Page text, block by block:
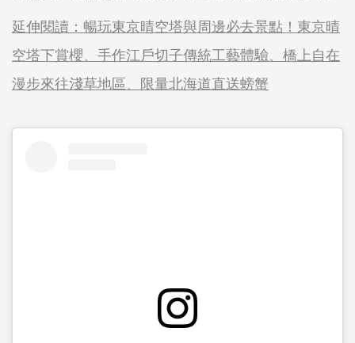
延伸閱讀：暢玩東京晴空塔與周邊必去景點！東京晴
空塔下賞櫻、手作江戶切子傳統工藝體驗、橋上自在
漫步來往淺草地區、限量北海道直送螃蟹